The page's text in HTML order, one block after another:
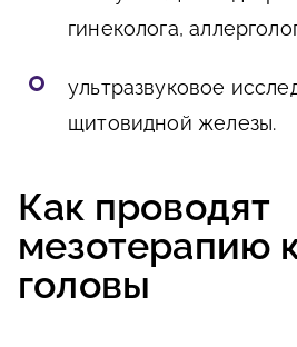
гинеколога,
ультразвуковое
щитовидной железы.
Как проводят
мезотерапию
головы